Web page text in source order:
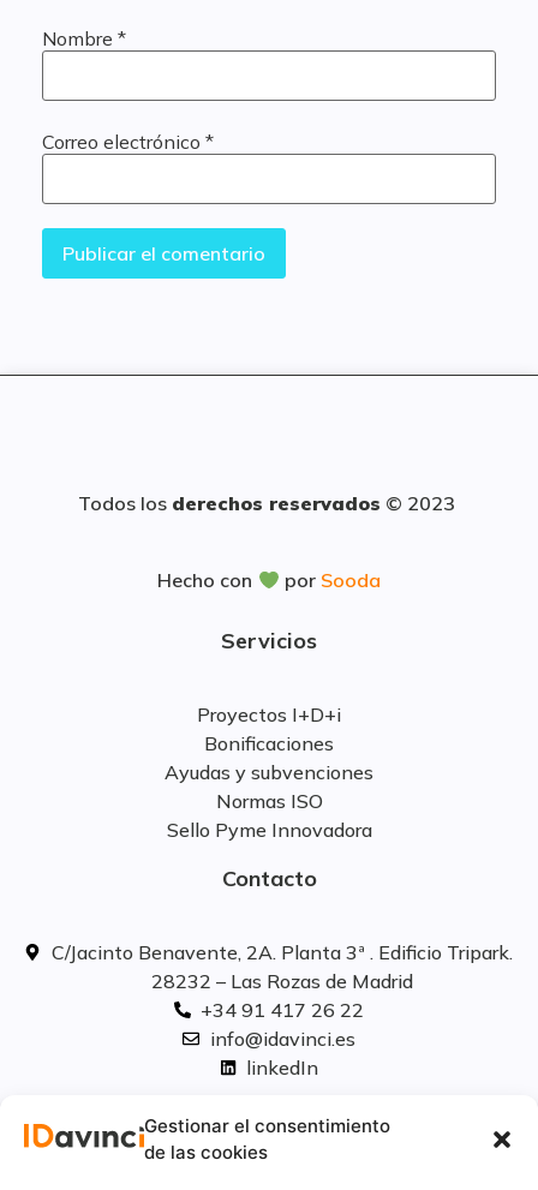
Gestionar el consentimiento
de las cookies
Nombre *
Correo electrónico *
Todos los derechos reservados © 2023
Hecho con por Sooda
Servicios
Proyectos I+D+i
Bonificaciones
Ayudas y subvenciones
Normas ISO
Sello Pyme Innovadora
Contacto
C/Jacinto Benavente, 2A. Planta 3ª . Edificio Tripark.
28232 – Las Rozas de Madrid
+34 91 417 26 22
info@idavinci.es
linkedIn
Políticas legales